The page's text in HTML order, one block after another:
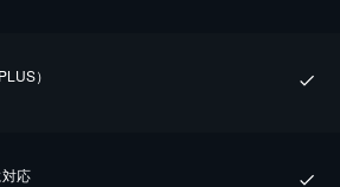
）
応